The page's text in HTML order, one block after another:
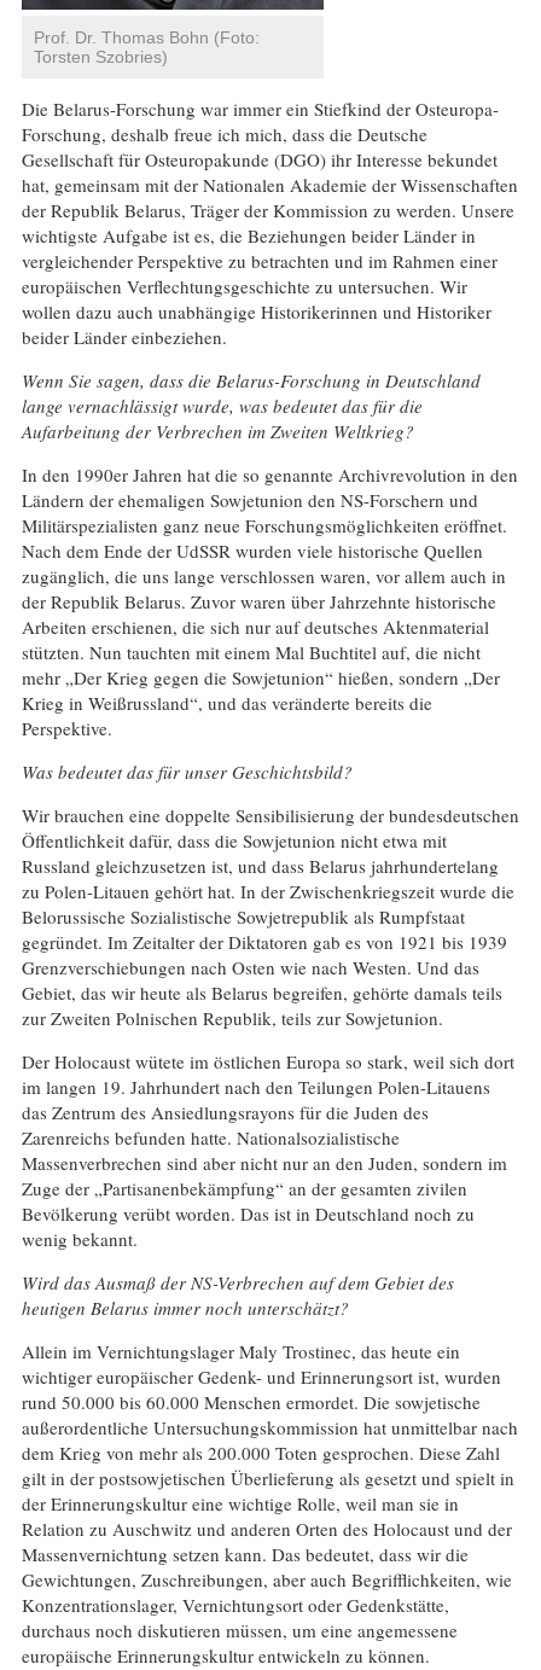
Prof. Dr. Thomas Bohn (Foto:
Torsten Szobries)
Die Belarus-Forschung war immer ein Stiefkind der Osteuropa-
Forschung, deshalb freue ich mich, dass die Deutsche
Gesellschaft für Osteuropakunde (DGO) ihr Interesse bekundet
hat, gemeinsam mit der Nationalen Akademie der Wissenschaften
der Republik Belarus, Träger der Kommission zu werden. Unsere
wichtigste Aufgabe ist es, die Beziehungen beider Länder in
vergleichender Perspektive zu betrachten und im Rahmen einer
europäischen Verflechtungsgeschichte zu untersuchen. Wir
wollen dazu auch unabhängige Historikerinnen und Historiker
beider Länder einbeziehen.
Wenn Sie sagen, dass die Belarus-Forschung in Deutschland
lange vernachlässigt wurde, was bedeutet das für die
Aufarbeitung der Verbrechen im Zweiten Weltkrieg?
In den 1990er Jahren hat die so genannte Archivrevolution in den
Ländern der ehemaligen Sowjetunion den NS-Forschern und
Militärspezialisten ganz neue Forschungsmöglichkeiten eröffnet.
Nach dem Ende der UdSSR wurden viele historische Quellen
zugänglich, die uns lange verschlossen waren, vor allem auch in
der Republik Belarus. Zuvor waren über Jahrzehnte historische
Arbeiten erschienen, die sich nur auf deutsches Aktenmaterial
stützten. Nun tauchten mit einem Mal Buchtitel auf, die nicht
mehr „Der Krieg gegen die Sowjetunion“ hießen, sondern „Der
Krieg in Weißrussland“, und das veränderte bereits die
Perspektive.
Was bedeutet das für unser Geschichtsbild?
Wir brauchen eine doppelte Sensibilisierung der bundesdeutschen
Öffentlichkeit dafür, dass die Sowjetunion nicht etwa mit
Russland gleichzusetzen ist, und dass Belarus jahrhundertelang
zu Polen-Litauen gehört hat. In der Zwischenkriegszeit wurde die
Belorussische Sozialistische Sowjetrepublik als Rumpfstaat
gegründet. Im Zeitalter der Diktatoren gab es von 1921 bis 1939
Grenzverschiebungen nach Osten wie nach Westen. Und das
Gebiet, das wir heute als Belarus begreifen, gehörte damals teils
zur Zweiten Polnischen Republik, teils zur Sowjetunion.
Der Holocaust wütete im östlichen Europa so stark, weil sich dort
im langen 19. Jahrhundert nach den Teilungen Polen-Litauens
das Zentrum des Ansiedlungsrayons für die Juden des
Zarenreichs befunden hatte. Nationalsozialistische
Massenverbrechen sind aber nicht nur an den Juden, sondern im
Zuge der „Partisanenbekämpfung“ an der gesamten zivilen
Bevölkerung verübt worden. Das ist in Deutschland noch zu
wenig bekannt.
Wird das Ausmaß der NS-Verbrechen auf dem Gebiet des
heutigen Belarus immer noch unterschätzt?
Allein im Vernichtungslager Maly Trostinec, das heute ein
wichtiger europäischer Gedenk- und Erinnerungsort ist, wurden
rund 50.000 bis 60.000 Menschen ermordet. Die sowjetische
außerordentliche Untersuchungskommission hat unmittelbar nach
dem Krieg von mehr als 200.000 Toten gesprochen. Diese Zahl
gilt in der postsowjetischen Überlieferung als gesetzt und spielt in
der Erinnerungskultur eine wichtige Rolle, weil man sie in
Relation zu Auschwitz und anderen Orten des Holocaust und der
Massenvernichtung setzen kann. Das bedeutet, dass wir die
Gewichtungen, Zuschreibungen, aber auch Begrifflichkeiten, wie
Konzentrationslager, Vernichtungsort oder Gedenkstätte,
durchaus noch diskutieren müssen, um eine angemessene
europäische Erinnerungskultur entwickeln zu können.